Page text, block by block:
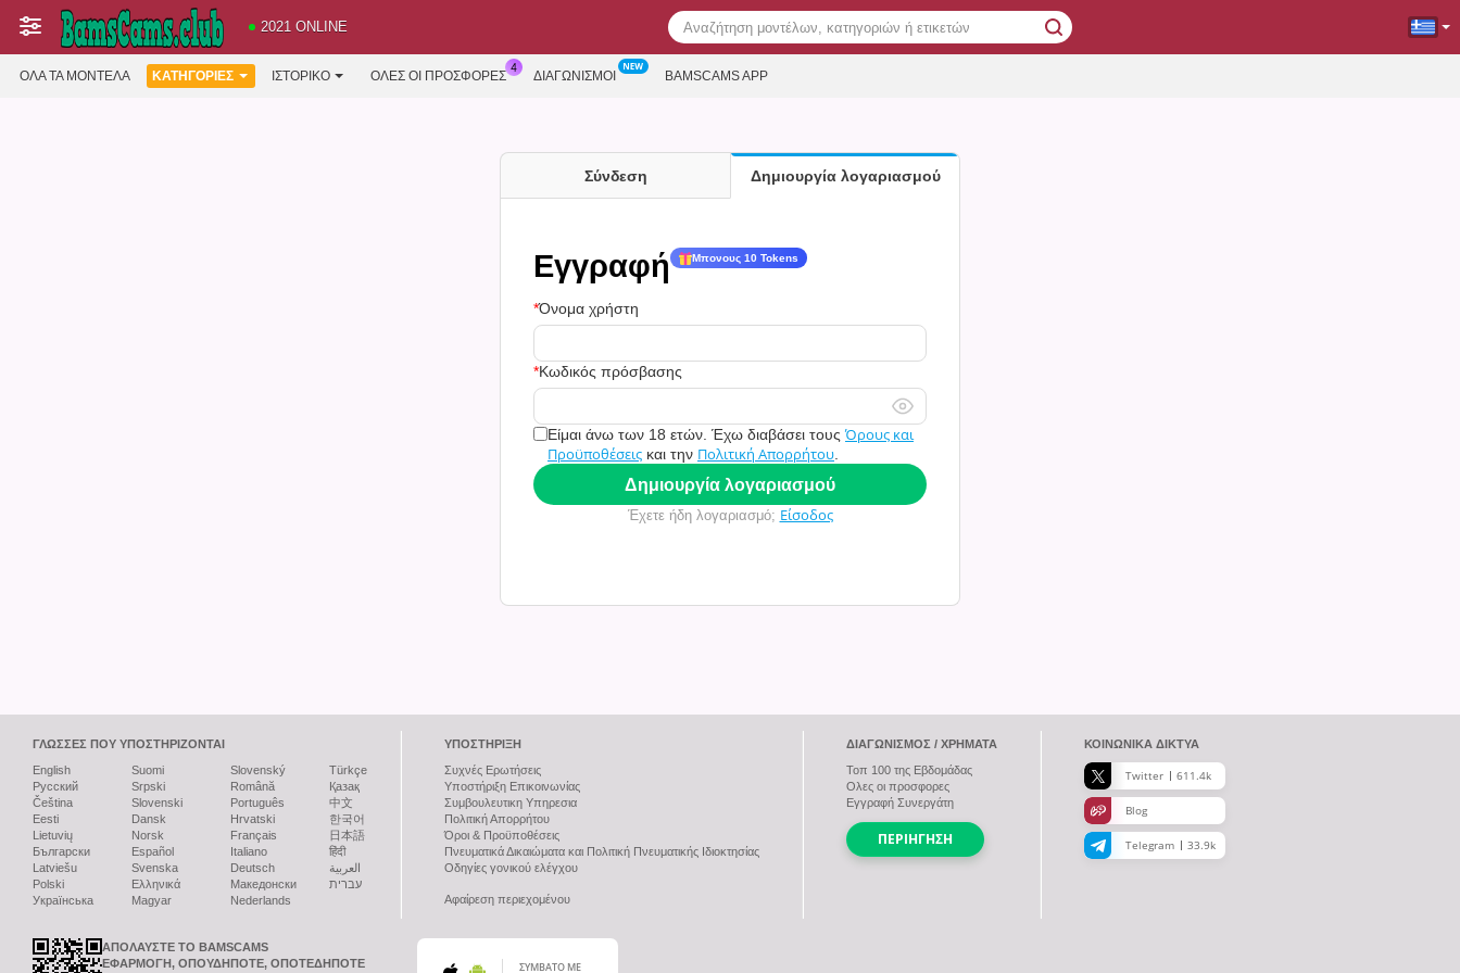
2021 ONLINE
ΌΛΑ ΤΑ ΜΟΝΤΈΛΑ ΚΑΤΗΓΟΡΊΕΣ ΙΣΤΟΡΙΚΌ ΟΛΕΣ ΟΙ ΠΡΟΣΦΟΡΕΣ ΔΙΑΓΩΝΙΣΜΟΊ BAMSCAMS APP
Σύνδεση Δημιουργία λογαριασμού
Εγγραφή Μπονους 10 Tokens
Όνομα χρήστη
Κωδικός πρόσβασης
Είμαι άνω των 18 ετών. Έχω διαβάσει τουςΌρους και
Προϋποθέσεις και την Πολιτική Απορρήτου
Δημιουργία λογαριασμού
Έχετε ήδη λογαριασμό; Είσοδος
ΓΛΏΣΣΕΣ ΠΟΥ ΥΠΟΣΤΗΡΊΖΟΝΤΑΙ
English
Русский
Čeština
Eesti
Lietuvių
Български
Latviešu
Polski
Українська
Suomi
Srpski
Slovenski
Dansk
Norsk
Español
Svenska
Ελληνικά
Magyar
Slovenský
Română
Português
Hrvatski
Français
Italiano
Deutsch
Македонски
Nederlands
Türkçe
Қазақ
中文
한국어
日本語
हिंदी
العربية
עברית
ΥΠΟΣΤΉΡΙΞΗ
Συχνές Ερωτήσεις
Υποστήριξη Επικοινωνίας
Συμβουλευτικη Υπηρεσια
Πολιτική Απορρήτου
Όροι & Προϋποθέσεις
Πνευματικά Δικαιώματα και Πολιτική Πνευματικής Ιδιοκτησίας
Οδηγίες γονικού ελέγχου
Αφαίρεση περιεχομένου
ΔΙΑΓΩΝΙΣΜΌΣ / ΧΡΉΜΑΤΑ
Τοπ 100 της Εβδομάδας
Ολες οι προσφορες
Εγγραφή Συνεργάτη
ΠΕΡΙΉΓΗΣΗ
ΚΟΙΝΩΝΙΚΆ ΔΊΚΤΥΑ
Twitter 611.4k
Blog
Telegram 33.9k
ΑΠΟΛΑΎΣΤΕ ΤΟ BAMSCAMS
ΕΦΑΡΜΟΓΉ, ΟΠΟΥΔΉΠΟΤΕ, ΟΠΟΤΕΔΉΠΟΤΕ
ΣΥΜΒΑΤΌ ΜΕ